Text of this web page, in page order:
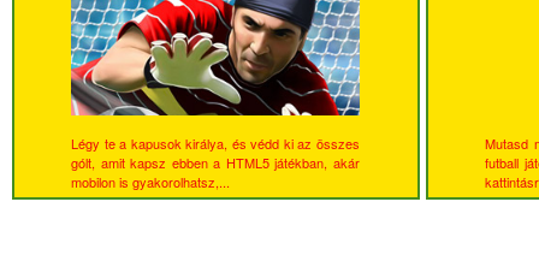
Légy te a kapusok királya, és védd ki az összes
gólt, amit kapsz ebben a HTML5 játékban, akár
mobilon is gyakorolhatsz,...
Mutasd
futball